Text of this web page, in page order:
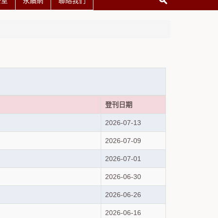
登刊日期
2026-07-13
2026-07-09
2026-07-01
2026-06-30
2026-06-26
2026-06-16